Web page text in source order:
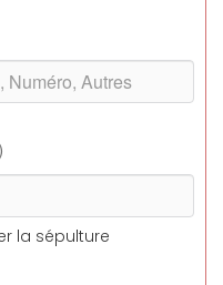
la sépulture